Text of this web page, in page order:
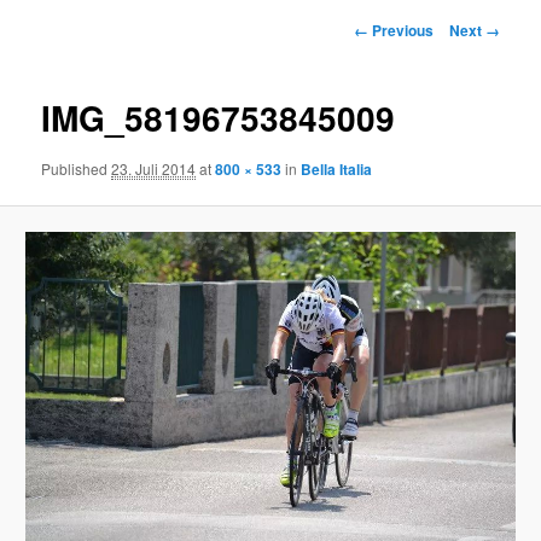
Image
← Previous Next →
IMG_58196753845009
Published23. Juli 2014at800 × 533in Bella Italia